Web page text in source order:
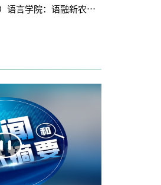
【奋进・扬帆】（20）语言学院：语融新农启征程 文润育人谱新篇